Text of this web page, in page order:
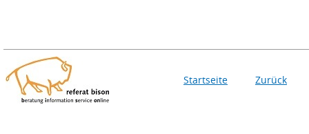
Startseite Zurück